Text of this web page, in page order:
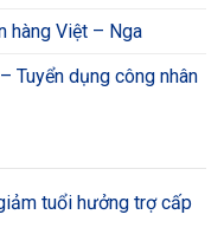
hàng Việt – Nga
Tuyển dụng công nhân
tuổi hưởng trợ cấp